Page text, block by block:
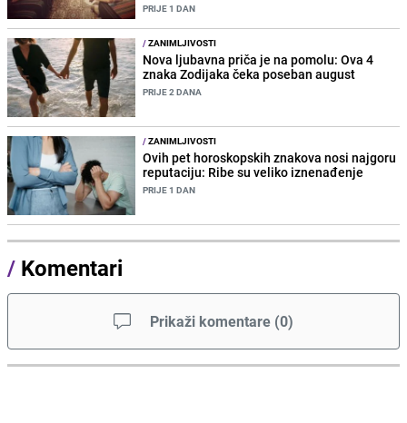
PRIJE 1 DAN
/ZANIMLJIVOSTI
Nova ljubavna priča je na pomolu: Ova 4
znaka Zodijaka čeka poseban august
PRIJE 2 DANA
/ZANIMLJIVOSTI
Ovih pet horoskopskih znakova nosi najgoru
reputaciju: Ribe su veliko iznenađenje
PRIJE 1 DAN
/ Komentari
Prikaži komentare (0)